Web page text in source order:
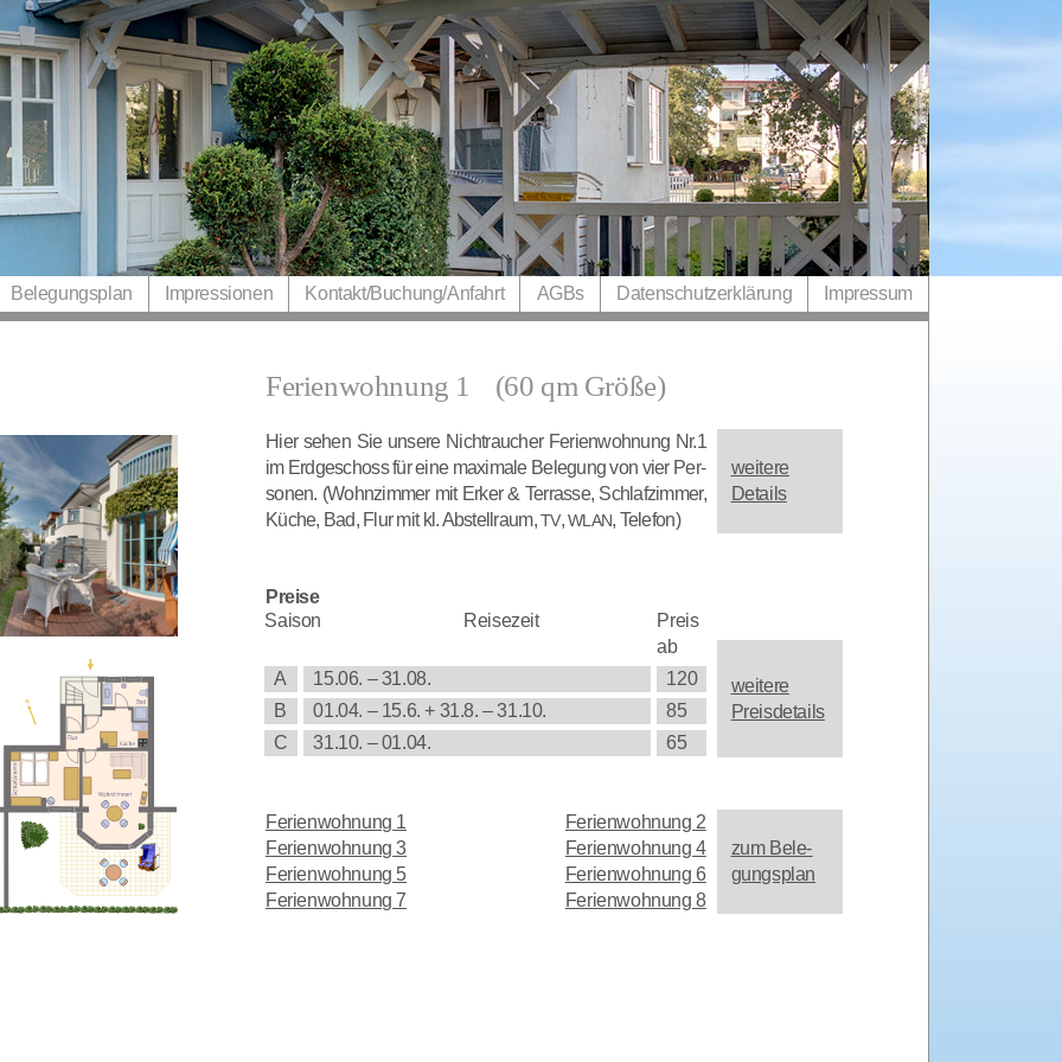
Belegungsplan Impressionen Kontakt/​Buchung/​Anfahrt AGBs Datenschutzerklärung Impressum
Ferienwohnung 1 (60 qm Größe)
Hier sehen Sie unse­re Nicht­rau­cher Feri­en­woh­nung Nr.1
im Erd­ge­schoss für eine maxi­ma­le Bele­gung von vier Per­
so­nen. (Wohn­zim­mer mit Erker & Ter­ras­se, Schlaf­zim­mer,
Küche, Bad, Flur mit kl. Abstell­raum,TV,WLAN, Telefon)
wei­te­re
Details
Preise
Sai­son
Rei­se­zeit
Preis
ab
A
15.06. – 31.08.
120
B
01.04. – 15.6. + 31.8. – 31.10.
85
C
31.10. – 01.04. 65
wei­te­re
Preisdetails
Feri­en­woh­nung 1
Feri­en­woh­nung 2
Feri­en­woh­nung 3
Feri­en­woh­nung 4
Feri­en­woh­nung 5
Feri­en­woh­nung 6
Feri­en­woh­nung 7
Feri­en­woh­nung 8
zum Bele­
gungs­plan